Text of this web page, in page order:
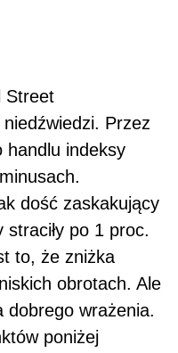
Street
Przez
handlu indeksy
dość zaskakujący
po 1 proc.
to, że zniżka
obrotach. Ale
dobrego wrażenia.
poniżej